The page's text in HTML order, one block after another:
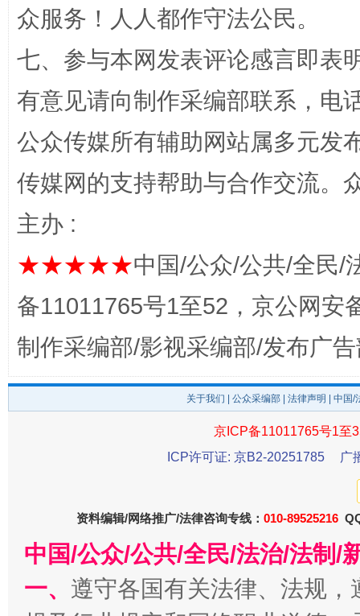
东山县通报“牛蛙产品抗生素超标问题” 法
千年窑火 生生不息 一
众服务！人人都作守法公民。
七、参与本网发表评论感言即表
有意见请向制作采编部联系，电
公众传媒所有辅助网站属多元发
传媒网的支持帮助与合作交流。
主办 :
★★★★★中国/公众/公共/全民/
备11011765号1至52，京公网安
制作采编部/影视采编部/发布广
关于我们 公众采编部 法律声明 | 中国
京ICP备11011765号1至
ICP许可证: 京B2-20251785
广
资料编辑/网络推广/法律咨询专线： 010-89525216
中国/公众/公共/全民/法治/法制/
一、 遵守各国有关法律、法规